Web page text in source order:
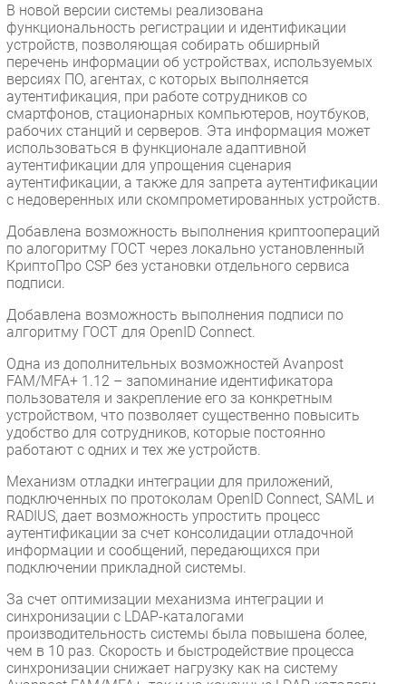
В новой версии системы реализована
функциональность регистрации и идентификации
устройств, позволяющая собирать обширный
перечень информации об устройствах, используемых
версиях ПО, агентах, с которых выполняется
аутентификация, при работе сотрудников со
смартфонов, стационарных компьютеров, ноутбуков,
рабочих станций и серверов. Эта информация может
использоваться в функционале адаптивной
аутентификации для упрощения сценария
аутентификации, а также для запрета аутентификации
с недоверенных или скомпрометированных устройств.
Добавлена возможность выполнения криптоопераций
по алогоритму ГОСТ через локально установленный
КриптоПро CSP без установки отдельного сервиса
подписи.
Добавлена возможность выполнения подписи по
алгоритму ГОСТ для OpenID Connect.
Одна из дополнительных возможностей Avanpost
FAM/MFA+ 1.12 – запоминание идентификатора
пользователя и закрепление его за конкретным
устройством, что позволяет существенно повысить
удобство для сотрудников, которые постоянно
работают с одних и тех же устройств.
Механизм отладки интеграции для приложений,
подключенных по протоколам OpenID Connect, SAML и
RADIUS, дает возможность упростить процесс
аутентификации за счет консолидации отладочной
информации и сообщений, передающихся при
подключении прикладной системы.
За счет оптимизации механизма интеграции и
синхронизации с LDAP-каталогами
производительность системы была повышена более,
чем в 10 раз. Скорость и быстродействие процесса
синхронизации снижает нагрузку как на систему